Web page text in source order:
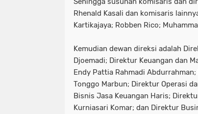
Rhenald Kasali dan komisaris
Kartikajaya; Robben Rico;
Kemudian dewan direksi adalah
Djoemadi; Direktur Keuangan dan
Endy Pattia Rahmadi
Tonggo Marbun; Direktur Operasi
Bisnis Jasa Keuangan Haris;
Kurniasari Komar; dan Direktur